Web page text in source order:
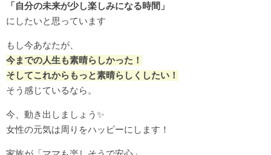
「自分の未来が少し楽しみになる時間」
にしたいと思っています
もし今あなたが、
今までの人生も素晴らしかった！
そしてこれからもっと素晴らしくしたい！
そう感じているなら。
今、動き出しましょう✨
女性の元気は周りをハッピーにします！